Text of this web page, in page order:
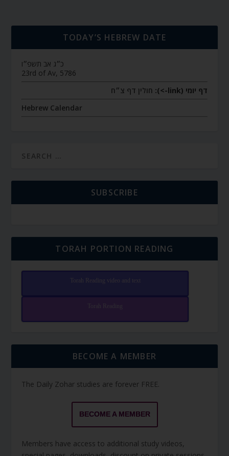
TODAY’S HEBREW DATE
כ״ג אב תשפ״ו
23rd of Av, 5786
דף יומי (link->):
חולין דף צ״ח
Hebrew Calendar
SUBSCRIBE
TORAH PORTION READING
Torah Reading video and text
Torah Reading
BECOME A MEMBER
The Daily Zohar studies are forever FREE.
BECOME A MEMBER
Members have access to additional study videos,